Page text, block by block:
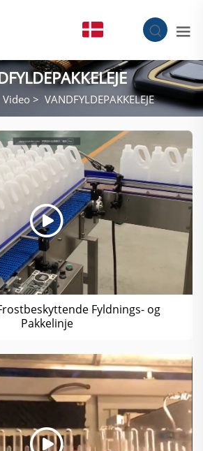
Video > VANDFYLDEPAKKELEJE
Fyldnings- og
Pakkelinje